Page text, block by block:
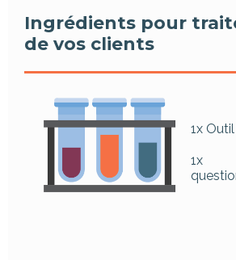
Ingrédients pour
de vos clients
1x
1x